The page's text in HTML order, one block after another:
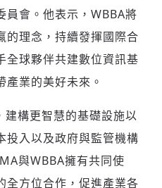
員會。他表示，WBBA將
的理念，持續發揮國際合
全球夥伴共建數位資訊基
業的美好未來。
構更智慧的基礎設施以
投入以及政府與監管機構
與WBBA擁有共同使
全方位合作，促進產業各